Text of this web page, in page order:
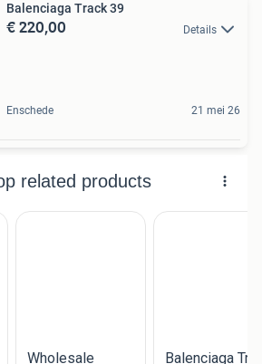
Balenciaga Track 39
€ 220,00 Details
Enschede 21 mei 26